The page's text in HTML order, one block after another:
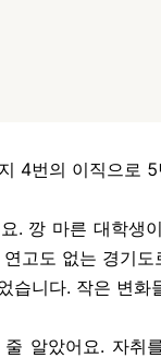
4번의 이직으로
. 깡 마른 대학생
고도 없는 경기
습니다. 작은 변화
알았어요. 자취